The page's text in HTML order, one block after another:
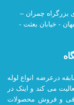
بزرگراه چمران –
: اصفهان - خیابان بعثت -
درعرضه انواع لوله
می کند و اینک در
و فروش محصولات